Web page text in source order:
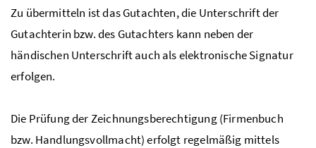
Zu übermitteln ist das Gutachten, die Unterschrift der
Gutachterin bzw. des Gutachters kann neben der
händischen Unterschrift auch als elektronische Signatur
erfolgen.
Die Prüfung der Zeichnungsberechtigung (Firmenbuch
bzw. Handlungsvollmacht) erfolgt regelmäßig mittels